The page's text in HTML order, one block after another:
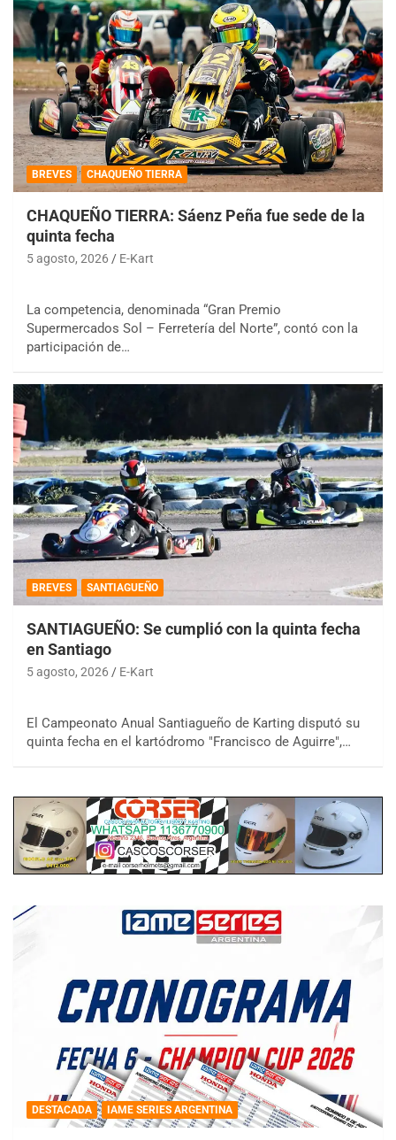
BREVES CHAQUEÑO TIERRA
CHAQUEÑO TIERRA: Sáenz Peña fue sede de la
quinta fecha
5 agosto, 2026 E-Kart
La competencia, denominada “Gran Premio
Supermercados Sol – Ferretería del Norte”, contó con la
participación de…
BREVES SANTIAGUEÑO
SANTIAGUEÑO: Se cumplió con la quinta fecha
en Santiago
5 agosto, 2026 E-Kart
El Campeonato Anual Santiagueño de Karting disputó su
quinta fecha en el kartódromo "Francisco de Aguirre",…
DESTACADA IAME SERIES ARGENTINA